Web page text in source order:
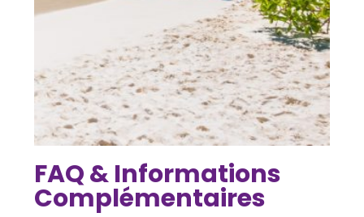
FAQ & Informations
Complémentaires